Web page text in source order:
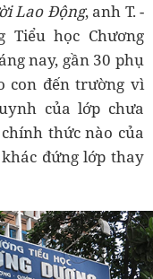
Lao Động, anh T. -
học Chương
nay, gần 30 phụ
con đến trường vì
của lớp chưa
thức nào của
đứng lớp thay